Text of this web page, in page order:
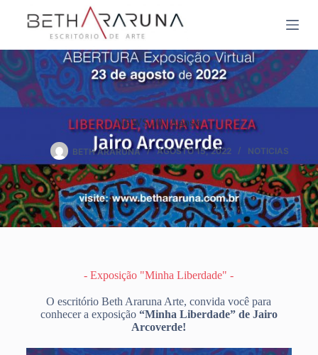
NEWS 10 | Agosto
BETH ARARUNA AGOSTO 15, 2022 NOTICIAS
- Exposição "Minha Liberdade" -
O escritório Beth Araruna Arte, convida você para
conhecer a exposição“Minha Liberdade” de Jairo
Arcoverde!